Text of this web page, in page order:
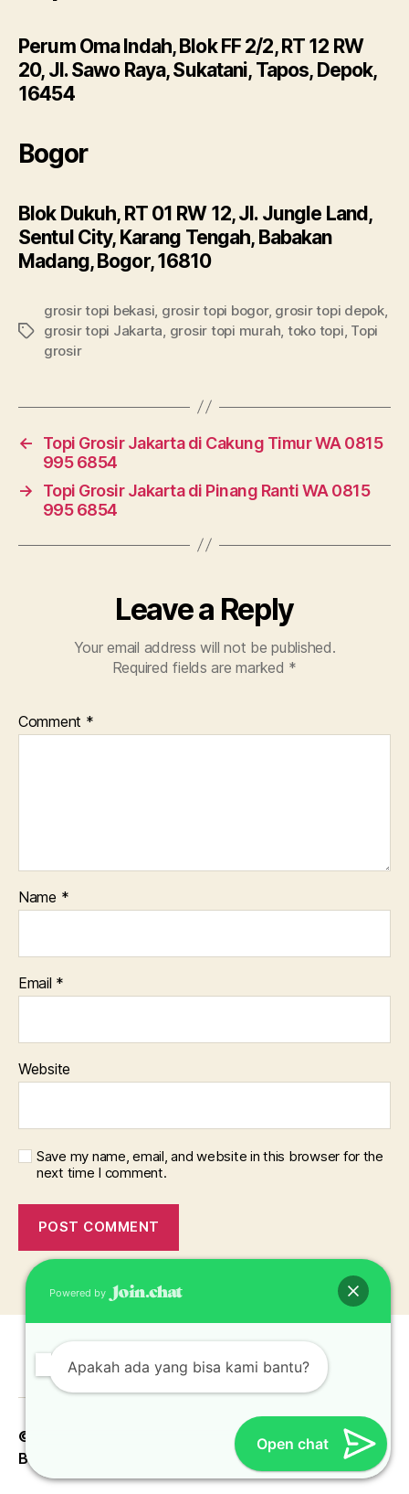
Perum Oma Indah, Blok FF 2/2, RT 12 RW
20, Jl. Sawo Raya, Sukatani, Tapos, Depok,
16454
Bogor
Blok Dukuh, RT 01 RW 12, Jl. Jungle Land,
Sentul City, Karang Tengah, Babakan
Madang, Bogor, 16810
Tags
grosir topi bekasi grosir topi bogor, grosir topi depok,
grosir topi Jakarta grosir topi murah toko topi Topi
grosir
←
Topi Grosir Jakarta di Cakung Timur WA 0815
995 6854
→
Topi Grosir Jakarta di Pinang Ranti WA 0815
995 6854
Leave a Reply
Your email address will not be published.
Required fields are marked *
Comment *
Name *
Email *
Website
Save my name, email, and website in this browser for the
next time I comment.
© 2026
Konveksi Topi Jakarta Bekasi Depok
Bogor
Up ↑
Powered by
Apakah ada yang bisa kami bantu?
Open chat